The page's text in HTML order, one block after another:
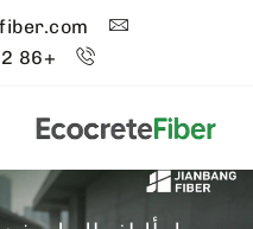
+86 18678321112